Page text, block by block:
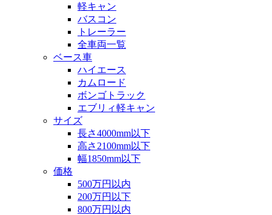
軽キャン
バスコン
トレーラー
全車両一覧
ベース車
ハイエース
カムロード
ボンゴトラック
エブリィ軽キャン
サイズ
長さ4000mm以下
高さ2100mm以下
幅1850mm以下
価格
500万円以内
200万円以下
800万円以内